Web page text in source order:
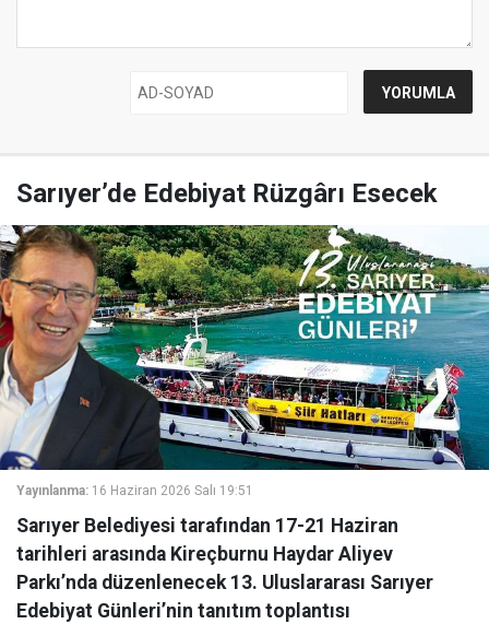
Sarıyer’de Edebiyat Rüzgârı Esecek
Yayınlanma: 16 Haziran 2026 Salı 19:51
Sarıyer Belediyesi tarafından 17-21 Haziran
tarihleri arasında Kireçburnu Haydar Aliyev
Parkı’nda düzenlenecek 13. Uluslararası Sarıyer
Edebiyat Günleri’nin tanıtım toplantısı